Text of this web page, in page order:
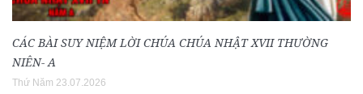
CÁC BÀI SUY NIỆM LỜI CHÚA CHÚA NHẬT XVII THƯỜNG
NIÊN- A
Thứ Năm 23.07.2026